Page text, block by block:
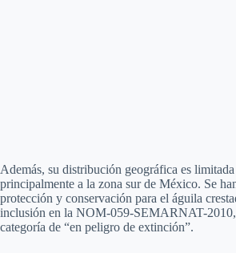
Además, su distribución geográfica es
principalmente a la zona sur de México. Se
protección y conservación para el águila
inclusión en la NOM-059-SEMARNAT-2010,
categoría de “en peligro de extinción”.